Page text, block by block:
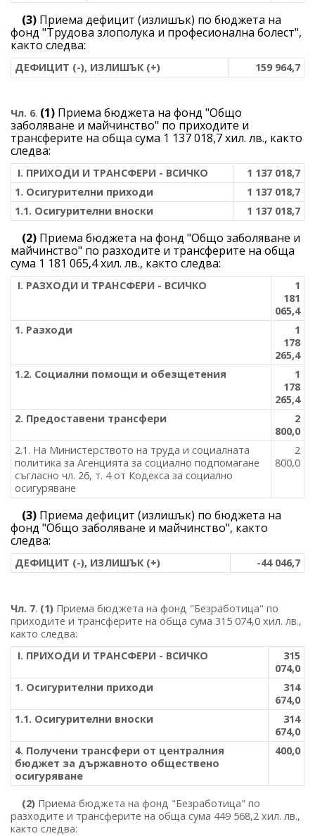
(3) Приема дефицит (излишък) по бюджета на
фонд "Трудова злополука и професионална болест",
както следва:
ДЕФИЦИТ (-), ИЗЛИШЪК (+) 159 964,7
Чл. 6. (1) Приема бюджета на фонд "Общо
заболяване и майчинство" по приходите и
трансферите на обща сума 1 137 018,7 хил. лв., както
следва:
І. ПРИХОДИ И ТРАНСФЕРИ - ВСИЧКО
1 137 018,7
1. Осигурителни приходи
1 137 018,7
1.1. Осигурителни вноски
1 137 018,7
(2) Приема бюджета на фонд "Общо заболяване и
майчинство" по разходите и трансферите на обща
сума 1 181 065,4 хил. лв., както следва:
І. РАЗХОДИ И ТРАНСФЕРИ - ВСИЧКО
1
181
065,4
1. Разходи
1
178
265,4
1.2. Социални помощи и обезщетения
1
178
265,4
2. Предоставени трансфери
2
800,0
2.1. На Министерството на труда и социалната
политика за Агенцията за социално подпомагане
съгласно чл. 26, т. 4 от Кодекса за социално
осигуряване
2
800,0
(3) Приема дефицит (излишък) по бюджета на
фонд "Общо заболяване и майчинство", както
следва:
ДЕФИЦИТ (-), ИЗЛИШЪК (+) -44 046,7
Чл. 7. (1) Приема бюджета на фонд "Безработица" по
приходите и трансферите на обща сума 315 074,0 хил. лв.,
както следва:
І. ПРИХОДИ И ТРАНСФЕРИ - ВСИЧКО
315
074,0
1. Осигурителни приходи
314
674,0
1.1. Осигурителни вноски
314
674,0
4. Получени трансфери от централния
бюджет за държавното обществено
осигуряване
400,0
(2) Приема бюджета на фонд "Безработица" по
разходите и трансферите на обща сума 449 568,2 хил. лв.,
както следва: